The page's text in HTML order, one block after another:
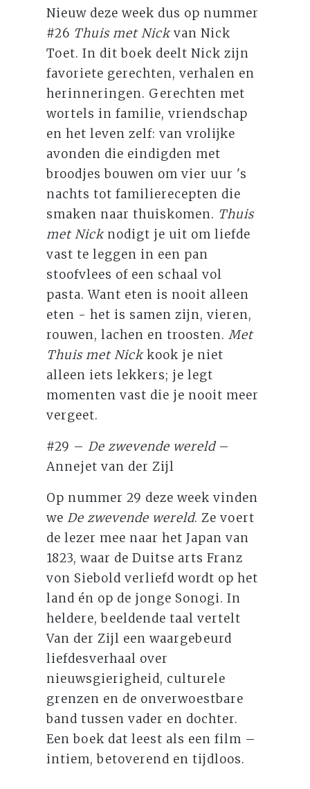
Nieuw deze week dus op nummer
#26 Thuis met Nickvan Nick
Toet. In dit boek deelt Nick zijn
favoriete gerechten, verhalen en
herinneringen. Gerechten met
wortels in familie, vriendschap
en het leven zelf: van vrolijke
avonden die eindigden met
broodjes bouwen om vier uur 's
nachts tot familierecepten die
smaken naar thuiskomen. Thuis
met Nicknodigt je uit om liefde
vast te leggen in een pan
stoofvlees of een schaal vol
pasta. Want eten is nooit alleen
eten - het is samen zijn, vieren,
rouwen, lachen en troosten.Met
Thuis met Nickkook je niet
alleen iets lekkers; je legt
momenten vast die je nooit meer
vergeet.
#29 –De zwevende wereld–
Annejet van der Zijl
Op nummer 29 deze week vinden
weDe zwevende wereld. Ze voert
de lezer mee naar het Japan van
1823, waar de Duitse arts Franz
von Siebold verliefd wordt op het
land én op de jonge Sonogi. In
heldere, beeldende taal vertelt
Van der Zijl een waargebeurd
liefdesverhaal over
nieuwsgierigheid, culturele
grenzen en de onverwoestbare
band tussen vader en dochter.
Een boek dat leest als een film –
intiem, betoverend en tijdloos.